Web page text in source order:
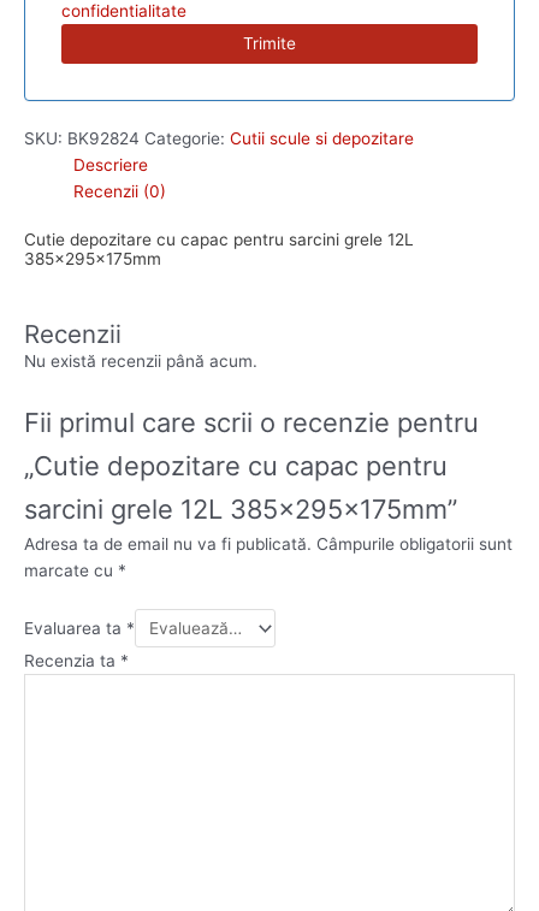
confidentialitate
SKU: BK92824 Categorie: Cutii scule si depozitare
Descriere
Recenzii (0)
Cutie depozitare cu capac pentru sarcini grele 12L
385x295x175mm
Recenzii
Nu există recenzii până acum.
Fii primul care scrii o recenzie pentru
„Cutie depozitare cu capac pentru
sarcini grele 12L 385x295x175mm”
Adresa ta de email nu va fi publicată. Câmpurile obligatorii sunt
marcate cu *
Evaluarea ta *
Recenzia ta *